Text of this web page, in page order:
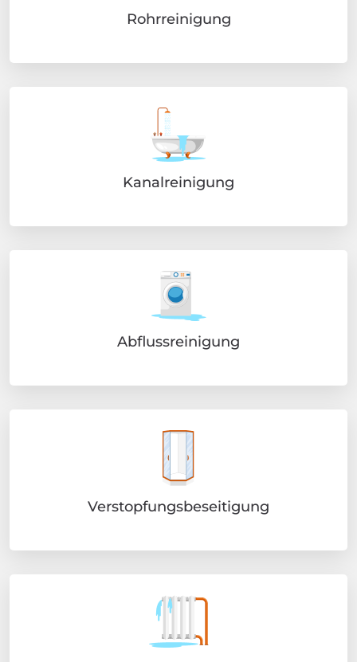
Rohrreinigung
Kanalreinigung
Abflussreinigung
Verstopfungsbeseitigung